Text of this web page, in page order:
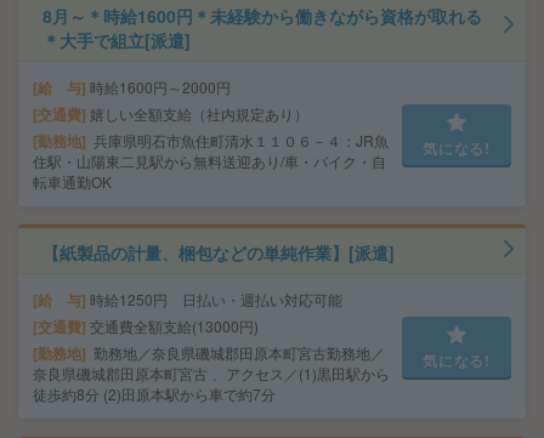
8月～＊時給1600円＊未経験から働きながら資格が取れる
＊大手で組立[派遣]
給 与 時給1600円～2000円
交通費 嬉しい全額支給（社内規定あり）
勤務地 兵庫県明石市魚住町清水１１０６－４：JR魚
住駅・山陽東二見駅から無料送迎あり/車・バイク・自
転車通勤OK
気になる!
【紙製品の計量、梱包などの単純作業】[派遣]
給 与 時給1250円 日払い・週払い対応可能
交通費 交通費全額支給(13000円)
勤務地 勤務地／奈良県磯城郡田原本町宮古勤務地／
奈良県磯城郡田原本町宮古 、アクセス／(1)黒田駅から
徒歩約8分 (2)田原本駅から車で約7分
気になる!